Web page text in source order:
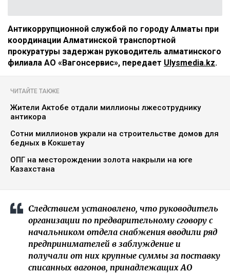
Антикоррупционной службой по городу Алматы при
координации Алматинской транспортной
прокуратуры задержан руководитель алматинского
филиала АО «Вагонсервис», передает Ulysmedia.kz.
ЧИТАЙТЕ ТАКЖЕ
Жители Актобе отдали миллионы лжесотруднику
антикора
Сотни миллионов украли на строительстве домов для
бедных в Кокшетау
ОПГ на месторождении золота накрыли на юге
Казахстана
Следствием установлено, что руководитель
организации по предварительному сговору с
начальником отдела снабжения вводили ряд
предпринимателей в заблуждение и
получали от них крупные суммы за поставку
списанных вагонов, принадлежащих АО